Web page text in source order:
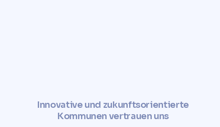
Innovative und zukunftsorientierte
Kommunen vertrauen uns